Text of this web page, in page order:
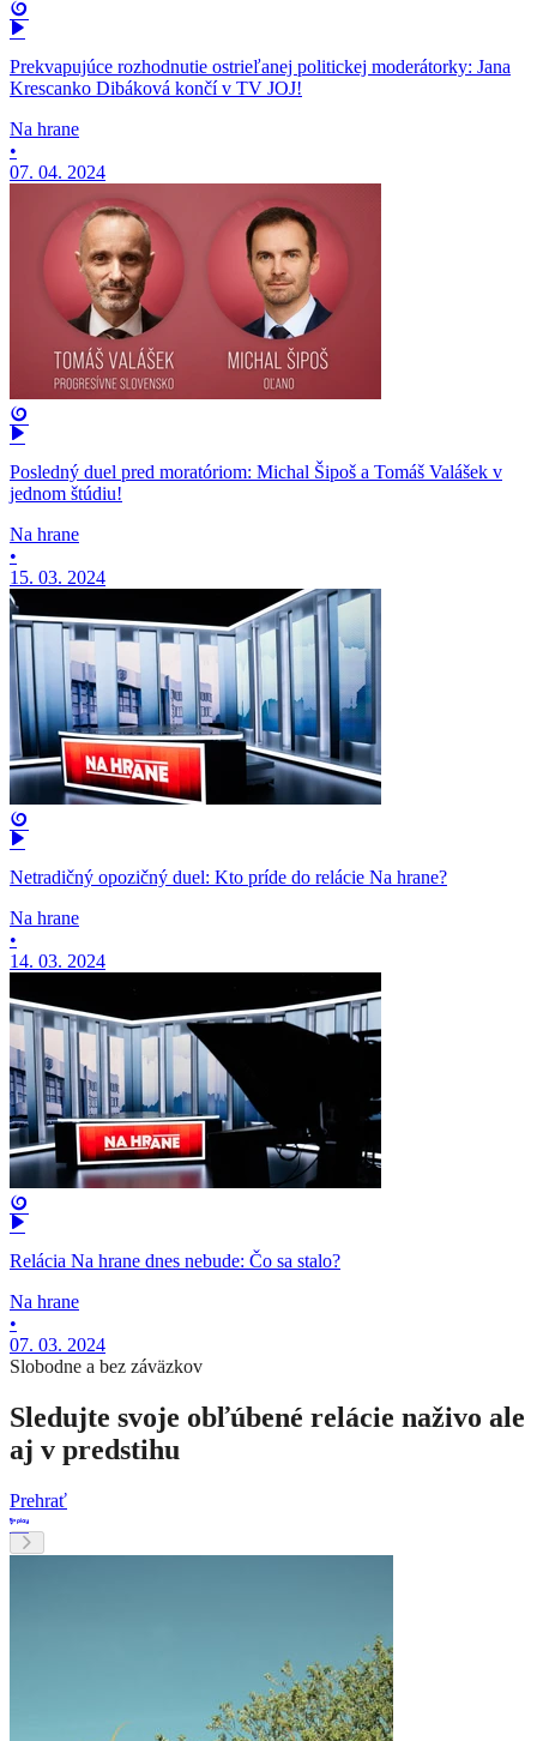
Prekvapujúce rozhodnutie ostrieľanej politickej moderátorky: Jana
Krescanko Dibáková končí v TV JOJ!
Na hrane
•
07. 04. 2024
Posledný duel pred moratóriom: Michal Šipoš a Tomáš Valášek v
jednom štúdiu!
Na hrane
•
15. 03. 2024
Netradičný opozičný duel: Kto príde do relácie Na hrane?
Na hrane
•
14. 03. 2024
Relácia Na hrane dnes nebude: Čo sa stalo?
Na hrane
•
07. 03. 2024
Slobodne a bez záväzkov
Sledujte svoje obľúbené relácie naživo ale
aj v predstihu
Prehrať